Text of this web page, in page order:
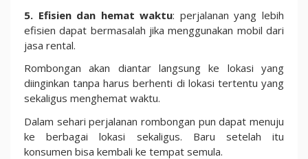
5. Efisien dan hemat waktu: perjalanan yang lebih
efisien dapat bermasalah jika menggunakan mobil dari
jasa rental.
Rombongan akan diantar langsung ke lokasi yang
diinginkan tanpa harus berhenti di lokasi tertentu yang
sekaligus menghemat waktu.
Dalam sehari perjalanan rombongan pun dapat menuju
ke berbagai lokasi sekaligus. Baru setelah itu
konsumen bisa kembali ke tempat semula.